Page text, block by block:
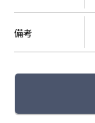
備考